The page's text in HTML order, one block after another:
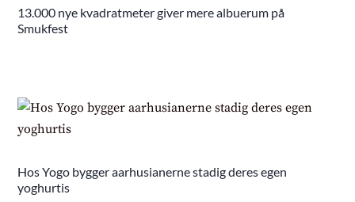
13.000 nye kvadratmeter giver mere albuerum på
Smukfest
Hos Yogo bygger aarhusianerne stadig deres egen
yoghurtis